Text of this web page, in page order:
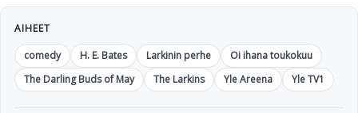
AIHEET
comedy
H. E. Bates Larkinin perhe
Oi ihana toukokuu
The Darling Buds of May
The Larkins Yle Areena Yle TV1